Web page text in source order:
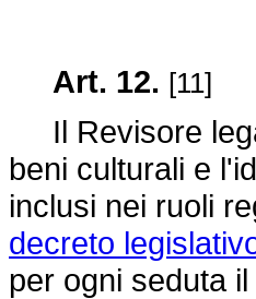
Art. 12. [11]
Il Revisore
beni culturali e
inclusi nei ruoli
decreto
per ogni seduta